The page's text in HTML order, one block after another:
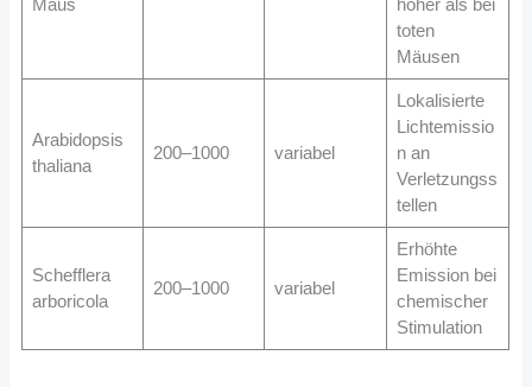
Maus
höher als bei
toten
Mäusen
Arabidopsis
thaliana
200–1000 variabel
Lokalisierte
Lichtemissio
n an
Verletzungss
tellen
Schefflera
arboricola
200–1000 variabel
Erhöhte
Emission bei
chemischer
Stimulation